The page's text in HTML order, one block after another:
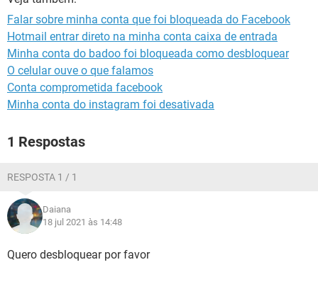
GUIA DE COMPRAS
Falar sobre minha conta que foi bloqueada do Facebook
Hotmail entrar direto na minha conta caixa de entrada
Minha conta do badoo foi bloqueada como desbloquear
O celular ouve o que falamos
Conta comprometida facebook
Minha conta do instagram foi desativada
1 Respostas
RESPOSTA 1 / 1
Daiana
18 jul 2021 às 14:48
Quero desbloquear por favor